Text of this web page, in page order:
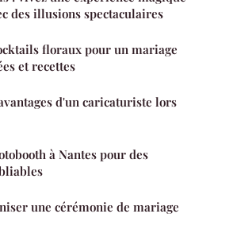
des illusions spectaculaires
floraux pour un mariage
et recettes
d'un caricaturiste lors
à Nantes pour des
une cérémonie de mariage